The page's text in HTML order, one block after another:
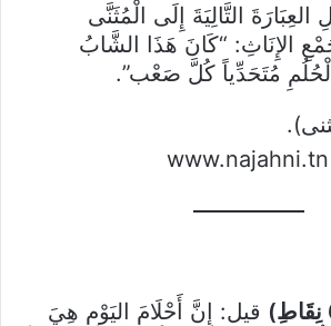
التَّالِيَةَ إِلَى الْمُثَنَّى
الإِنَاثِ: “كَانَ هَذَا الشَّابُ
مُتَحَدِّياً كُلَّ صَعْب”.
قيل: إِنَّ أَحْلَامَ اليَوْمِ هِيَ